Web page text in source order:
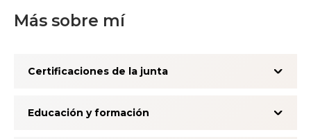
Más sobre mí
Certificaciones de la junta
Educación y formación